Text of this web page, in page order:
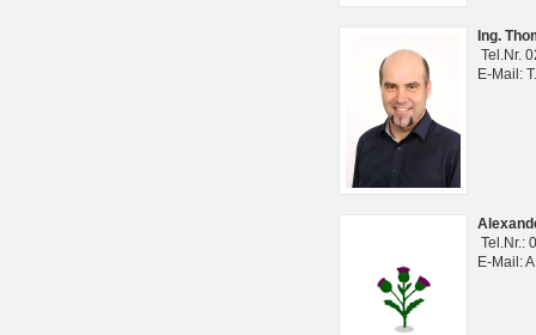
Ing.
Tel.Nr.
E-Mail:
Tel.Nr.:
E-Mail: